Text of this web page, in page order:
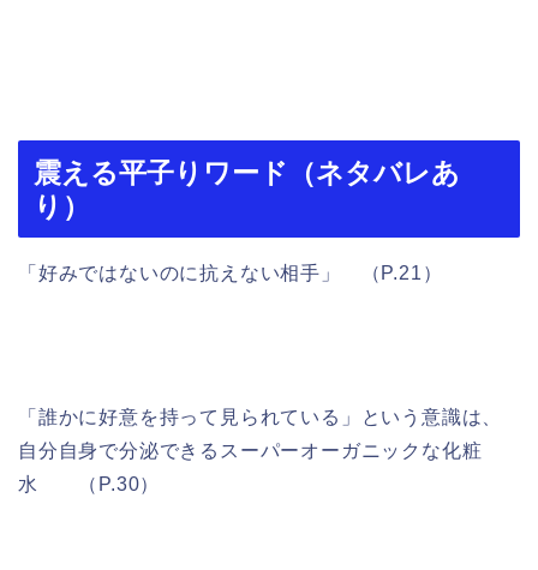
震える平子りワード（ネタバレあ
り）
「好みではないのに抗えない相手」 （P.21）
「誰かに好意を持って見られている」という意識は、
自分自身で分泌できるスーパーオーガニックな化粧
水 （P.30）